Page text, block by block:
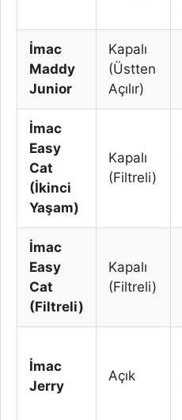
İmac
Maddy
Junior
Kapalı
(Üstten
Açılır)
İmac
Easy
Cat
(İkinci
Yaşam)
Kapalı
(Filtreli)
İmac
Easy
Cat
(Filtreli)
Kapalı
(Filtreli)
İmac
Jerry
Açık